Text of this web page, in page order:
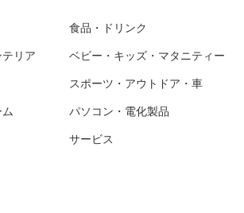
食品・ドリンク
リア ベビー・キッズ・マタニティー
スポーツ・アウトドア・車
パソコン・電化製品
サービス